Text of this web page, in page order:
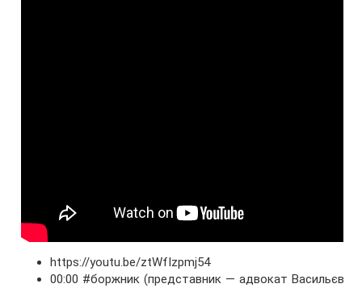
https://youtu.be/ztWfIzpmj54
00:00 #боржник (представник — адвокат Васильєв